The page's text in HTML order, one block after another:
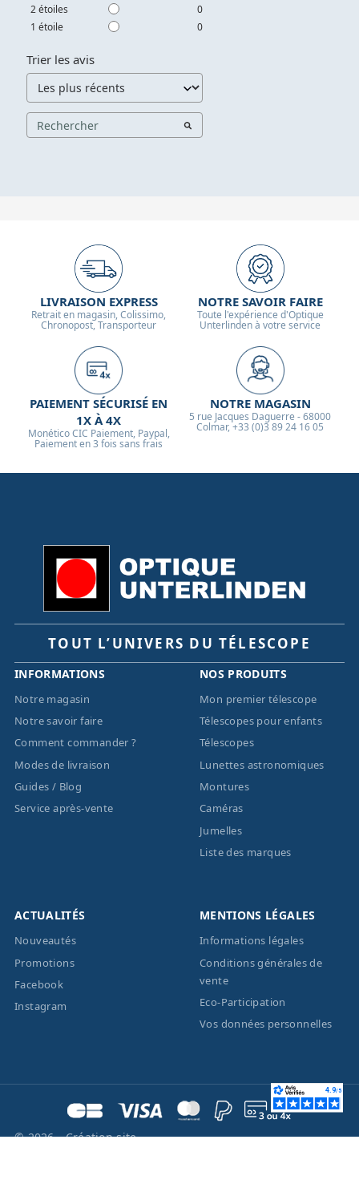
2étoiles
0
1 étoile 0
Trier les avis
LIVRAISON EXPRESS
Retrait en magasin, Colissimo,
Chronopost, Transporteur
NOTRE SAVOIR FAIRE
Toute l'expérience d'Optique
Unterlinden à votre service
PAIEMENT SÉCURISÉ EN
1X À 4X
Monético CIC Paiement, Paypal,
Paiement en 3 fois sans frais
NOTRE MAGASIN
5 rue Jacques Daguerre - 68000
Colmar, +33 (0)3 89 24 16 05
TOUT L’UNIVERS DU TÉLESCOPE
INFORMATIONS
Notre magasin
Notre savoir faire
Comment commander ?
Modes de livraison
Guides / Blog
Service après-vente
NOS PRODUITS
Mon premier télescope
Télescopes pour enfants
Télescopes
Lunettes astronomiques
Montures
Caméras
Jumelles
Liste des marques
ACTUALITÉS
Nouveautés
Promotions
Facebook
Instagram
MENTIONS LÉGALES
Informations légales
Conditions générales de
vente
Eco-Participation
Vos données personnelles
© 2026 - Création site